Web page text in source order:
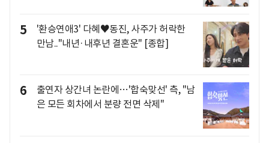
5
'환승연애3' 다혜♥동진, 사주가 허락한
만남.."내년·내후년 결혼운" [종합]
6
출연자 상간녀 논란에…'합숙맞선' 측, "남
은 모든 회차에서 분량 전면 삭제"